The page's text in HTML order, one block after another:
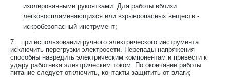
изолированными рукоятками. Для работы вблизи
легковоспламеняющихся или взрывоопасных веществ -
искробезопасный инструмент;
7.
при использовании ручного электрического инструмента
исключить перегрузки электросети. Перепады напряжения
способны навредить электрическим компонентам и привести к
удару работника электрическим током. По окончании работы
питание следует отключить, контакты защитить от влаги;